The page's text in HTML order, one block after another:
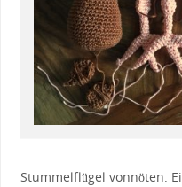
Stummelflügel vonnöten.